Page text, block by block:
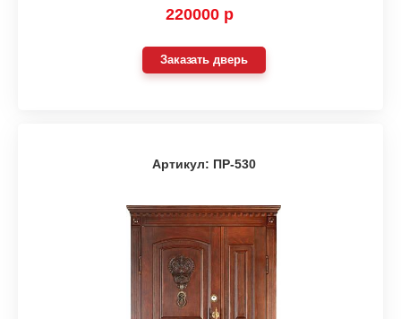
220000 р
Заказать дверь
Артикул: ПР-530